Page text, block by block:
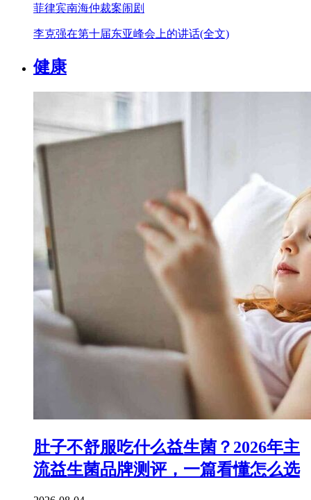
菲律宾南海仲裁案闹剧
李克强在第十届东亚峰会上的讲话(全文)
健康
肚子不舒服吃什么益生菌？2026年主
流益生菌品牌测评，一篇看懂怎么选